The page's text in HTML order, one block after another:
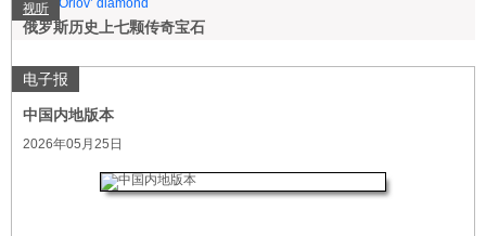
视听
俄罗斯历史上七颗传奇宝石
电子报
中国内地版本
2026年05月25日